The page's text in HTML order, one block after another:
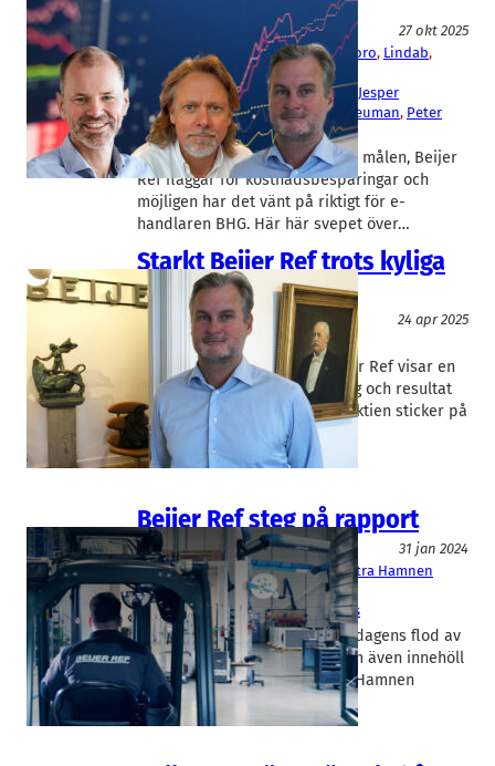
27 okt 2025
Beijer Ref, BHG Group, Careium, Doro, Lindab
Peab, Trelleborg
Christopher Norbye , Gustaf Öhrn Jesper
Göransson, Ola Ringdahl, Peter Heuman, Peter
Nilsson, Robert Dackeskog
Duni skriver upp de finansiella målen, Beijer
Ref flaggar för kostnadsbesparingar och
möjligen har det vänt på riktigt för e-
handlaren BHG. Här här svepet över…
Starkt Beijer Ref trots kyliga
tider
Teknik/Verkstadsindustri
24 apr 2025
Beijer Ref
Christopher Norbye
Värme- och kylgrossisten Beijer Ref visar en
stark tillväxt i både omsättning och resultat
för det första kvartalet 2025. Aktien sticker på
börsen efter torsdagens…
Beijer Ref steg på rapport
Fakta
31 jan 2024
Beijer Ref, Sparbanken Skåne, Västra Hamnen
Corporate Finance
Christopher Norbye, Rasmus Roos
Beijer Ref var utropstecknet i dagens flod av
skånska kvartalsrapporter, som även innehöll
Sparbanken Skåne och Västra Hamnen
Corporate Finance.